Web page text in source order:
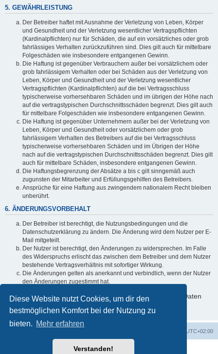
Diese Website nutzt Cookies, um dir den
bestmöglichen Komfort bei der Nutzung zu
bieten. Mehr erfahren
Verstanden!
5. GEWÄHRLEISTUNG
Der Betreiber haftet mit Ausnahme der Verletzung von Leben, Körper
und Gesundheit und der Verletzung wesentlicher Vertragspflichten
(Kardinalpflichten) nur für Schäden, die auf ein vorsätzliches oder grob
fahrlässiges Verhalten zurückzuführen sind. Dies gilt auch für mittelbare
Folgeschäden wie insbesondere entgangenen Gewinn.
Die Haftung ist gegenüber Verbrauchern außer bei vorsätzlichem oder
grob fahrlässigem Verhalten oder bei Schäden aus der Verletzung von
Leben, Körper und Gesundheit und der Verletzung wesentlicher
Vertragspflichten (Kardinalpflichten) auf die bei Vertragsschluss
typischerweise vorhersehbaren Schäden und im übrigen der Höhe nach
auf die vertragstypischen Durchschnittsschäden begrenzt. Dies gilt auch
für mittelbare Folgeschäden wie insbesondere entgangenen Gewinn.
Die Haftung ist gegenüber Unternehmern außer bei der Verletzung von
Leben, Körper und Gesundheit oder vorsätzlichem oder grob
fahrlässigem Verhalten des Betreibers auf die bei Vertragsschluss
typischerweise vorhersehbaren Schäden und im Übrigen der Höhe
nach auf die vertragstypischen Durchschnittsschäden begrenzt. Dies gilt
auch für mittelbare Schäden, insbesondere entgangenen Gewinn.
Die Haftungsbegrenzung der Absätze a bis c gilt sinngemäß auch
zugunsten der Mitarbeiter und Erfüllungsgehilfen des Betreibers.
Ansprüche für eine Haftung aus zwingendem nationalem Recht bleiben
unberührt.
6. ÄNDERUNGSVORBEHALT
Der Betreiber ist berechtigt, die Nutzungsbedingungen und die
Datenschutzerklärung zu ändern. Die Änderung wird dem Nutzer per E-
Mail mitgeteilt.
Der Nutzer ist berechtigt, den Änderungen zu widersprechen. Im Falle
des Widerspruchs erlischt das zwischen dem Betreiber und dem Nutzer
bestehende Vertragsverhältnis mit sofortiger Wirkung.
Die Änderungen gelten als anerkannt und verbindlich, wenn der Nutzer
den Änderungen zugestimmt hat.
Informationen über den Umgang mit deinen persönlichen Daten
sind in der Datenschutzerklärung enthalten.
UTC+02:00
Powered byphpBB® Forum Software © phpBB Limited